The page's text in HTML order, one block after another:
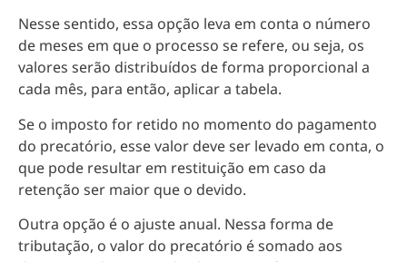
Nesse sentido, essa opção leva em conta o número
de meses em que o processo se refere, ou seja, os
valores serão distribuídos de forma proporcional a
cada mês, para então, aplicar a tabela.
Se o imposto for retido no momento do pagamento
do precatório, esse valor deve ser levado em conta, o
que pode resultar em restituição em caso da
retenção ser maior que o devido.
Outra opção é o ajuste anual. Nessa forma de
tributação, o valor do precatório é somado aos